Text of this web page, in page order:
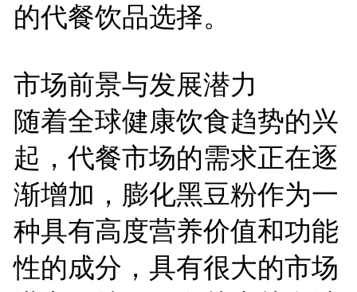
的代餐饮品选择。
市场前景与发展潜力
随着全球健康饮食趋势的兴
起，代餐市场的需求正在逐
渐增加，膨化黑豆粉作为一
种具有高度营养价值和功能
性的成分，具有很大的市场